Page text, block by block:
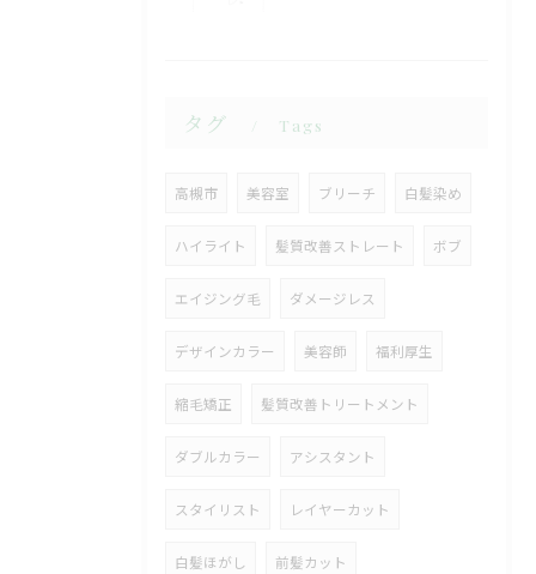
タグ Tags
高槻市 美容室 ブリーチ 白髪染め
ハイライト 髪質改善ストレート ボブ
エイジング毛 ダメージレス
デザインカラー 美容師 福利厚生
縮毛矯正 髪質改善トリートメント
ダブルカラー アシスタント
スタイリスト レイヤーカット
白髪ほがし 前髪カット